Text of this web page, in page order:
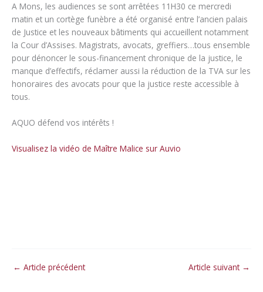
A Mons, les audiences se sont arrêtées 11H30 ce mercredi
matin et un cortège funèbre a été organisé entre l’ancien palais
de Justice et les nouveaux bâtiments qui accueillent notamment
la Cour d’Assises. Magistrats, avocats, greffiers…tous ensemble
pour dénoncer le sous-financement chronique de la justice, le
manque d’effectifs, réclamer aussi la réduction de la TVA sur les
honoraires des avocats pour que la justice reste accessible à
tous.
AQUO défend vos intérêts !
Visualisez la vidéo de Maître Malice sur Auvio
← Article précédent Article suivant →